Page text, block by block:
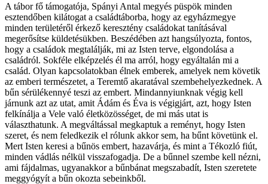
A tábor fő támogatója, Spányi Antal megyés püspök minden
esztendőben kilátogat a családtáborba, hogy az egyházmegye
minden területéről érkező keresztény családokat tanításával
megerősítse küldetésükben. Beszédében azt hangsúlyozta, fontos,
hogy a családok megtalálják, mi az Isten terve, elgondolása a
családról. Sokféle elképzelés él ma arról, hogy egyáltalán mi a
család. Olyan kapcsolatokban élnek emberek, amelyek nem követik
az emberi természetet, a Teremtő akaratával szembehelyezkednek. A
bűn sérülékennyé teszi az embert. Mindannyiunknak végig kell
járnunk azt az utat, amit Ádám és Éva is végigjárt, azt, hogy Isten
felkínálja a Vele való életközösséget, de mi más utat is
választhatunk. A megváltással megkaptuk a reményt, hogy Isten
szeret, és nem feledkezik el rólunk akkor sem, ha bűnt követünk el.
Mert Isten keresi a bűnös embert, hazavárja, és mint a Tékozló fiút,
minden vádlás nélkül visszafogadja. De a bűnnel szembe kell nézni,
ami fájdalmas, ugyanakkor a bűnbánat megszabadít, Isten szeretete
meggyógyít a bűn okozta sebeinkből.